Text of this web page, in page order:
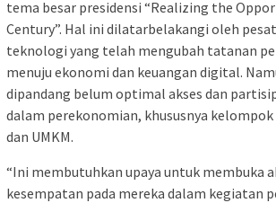
tema besar presidensi “Realizing the
Century”. Hal ini dilatarbelakangi oleh
teknologi yang telah mengubah tatanan
menuju ekonomi dan keuangan digital.
dipandang belum optimal akses dan
dalam perekonomian, khususnya
dan UMKM.
“Ini membutuhkan upaya untuk membuka
kesempatan pada mereka dalam kegiatan